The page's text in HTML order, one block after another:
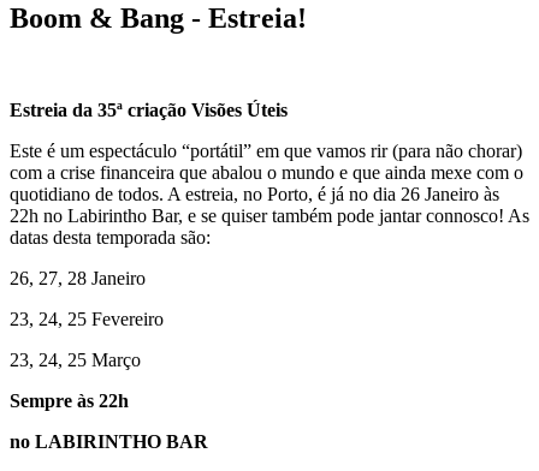
Boom & Bang - Estreia!
Estreia da 35ª criação Visões Úteis
Este é um espectáculo “portátil” em que vamos rir (para não chorar)
com a crise financeira que abalou o mundo e que ainda mexe com o
quotidiano de todos. A estreia, no Porto, é já no dia 26 Janeiro às
22h no Labirintho Bar, e se quiser também pode jantar connosco! As
datas desta temporada são:
26, 27, 28 Janeiro
23, 24, 25 Fevereiro
23, 24, 25 Março
Sempre às 22h
no LABIRINTHO BAR